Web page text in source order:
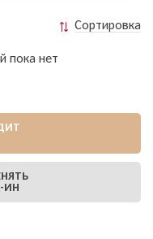
Сортировка
пока нет
ИН